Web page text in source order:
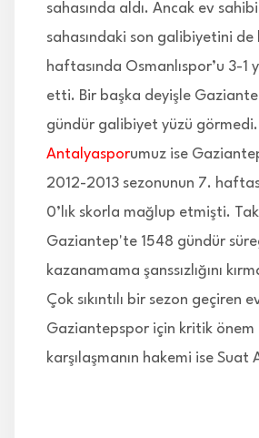
sahasında aldı. Ancak ev
sahasındaki son galibiyetini de
haftasında Osmanlıspor’u 3-1
etti. Bir başka deyişle
gündür galibiyet yüzü görmedi.
Antalyasporumuz ise
2012-2013 sezonunun 7.
0’lık skorla mağlup etmişti.
Gaziantep'te 1548 gündür
kazanamama şanssızlığını
Çok sıkıntılı bir sezon geçiren
Gaziantepspor için kritik önem
karşılaşmanın hakemi ise Suat